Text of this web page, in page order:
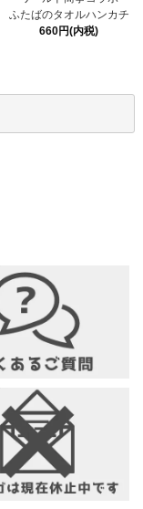
ふたばのタオルハンカチ
660円(内税)